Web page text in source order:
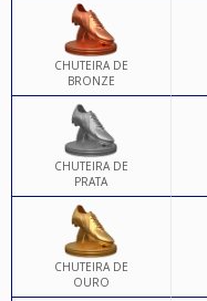
CHUTEIRA DE
BRONZE
CHUTEIRA DE
PRATA
CHUTEIRA DE
OURO